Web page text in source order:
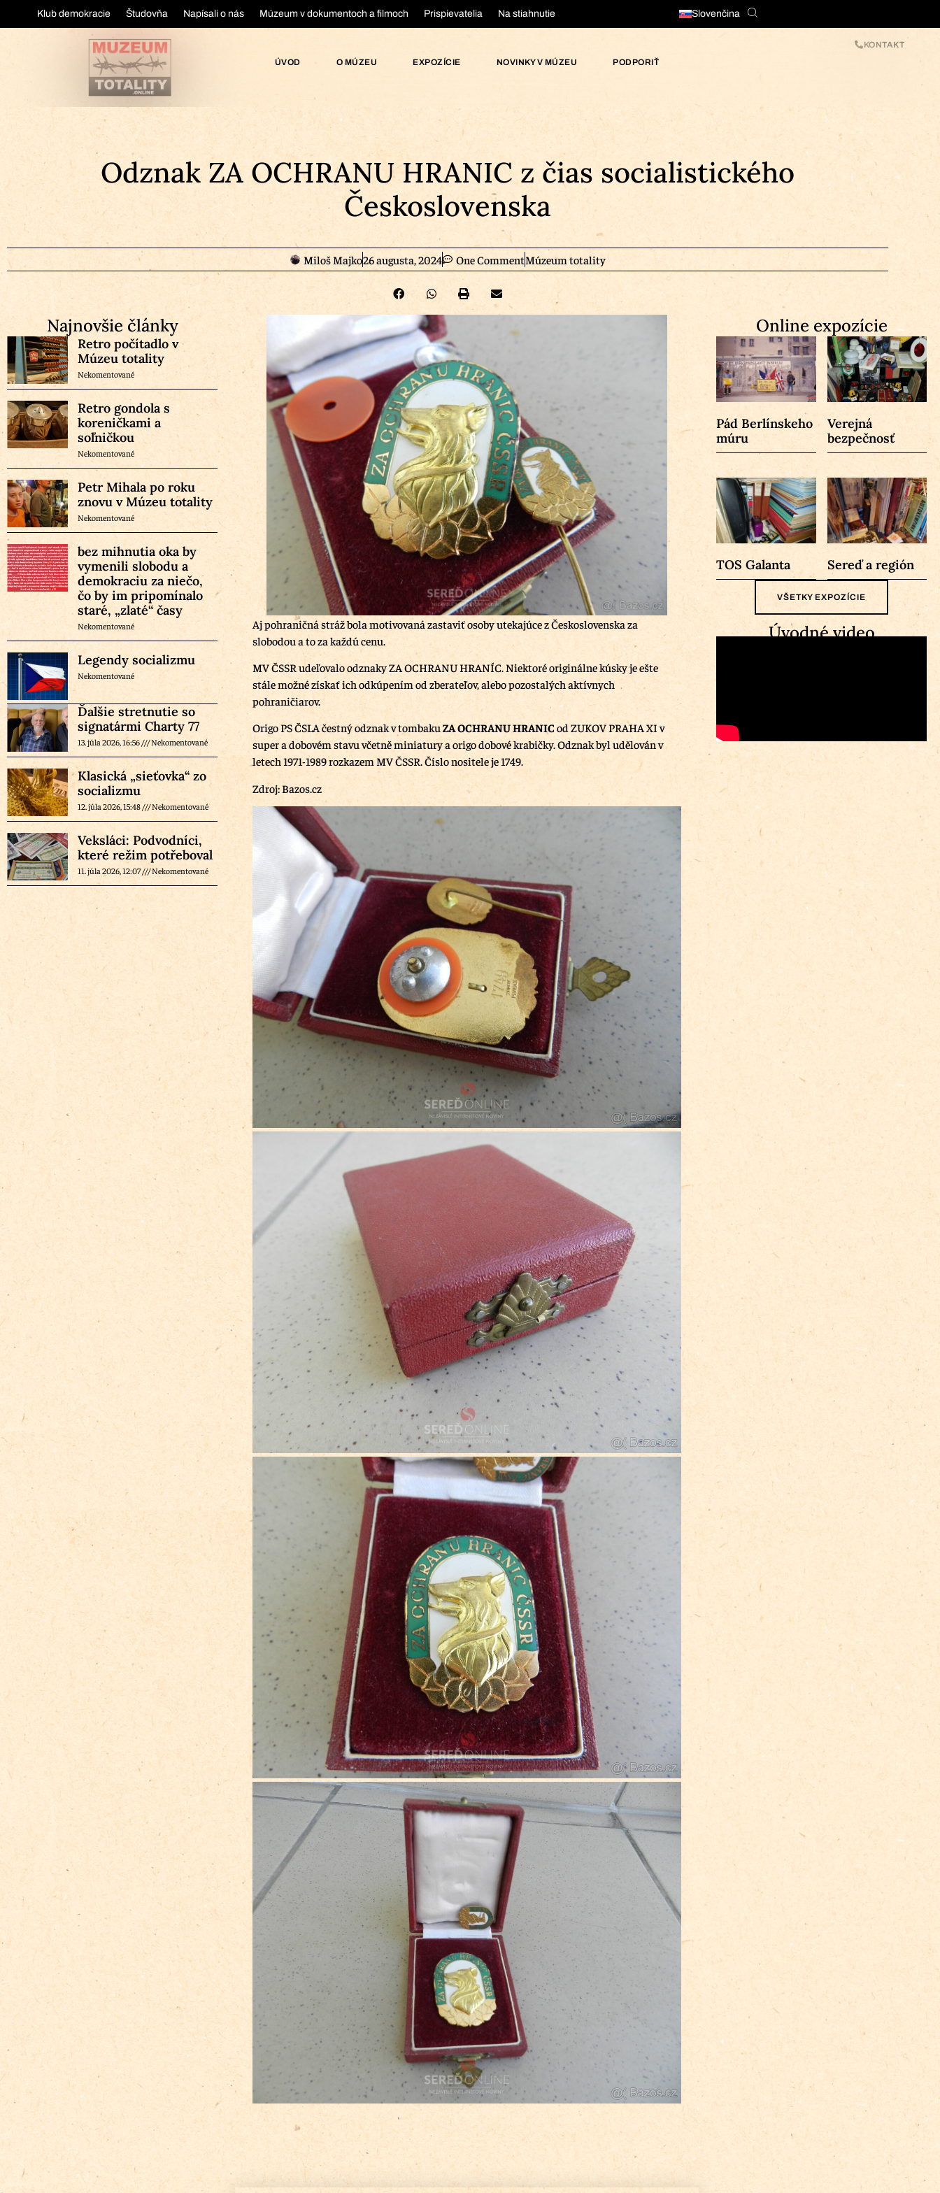
Klub demokracie Študovňa Napísali o nás Múzeum v dokumentoch a filmoch Prispievatelia Na stiahnutie Slovenčina
ÚVOD O MÚZEU EXPOZÍCIE NOVINKY V MÚZEU PODPORIŤ
KONTAKT
Odznak ZA OCHRANU HRANIC z čias socialistického
Československa
Miloš Majko26 augusta, 2024 One CommentMúzeum totality
Najnovšie články
Retro počítadlo v
Múzeu totality
Nekomentované
Retro gondola s
koreničkami a
soľničkou
Nekomentované
Petr Mihala po roku
znovu v Múzeu totality
Nekomentované
bez mihnutia oka by
vymenili slobodu a
demokraciu za niečo,
čo by im pripomínalo
staré, „zlaté“ časy
Nekomentované
Legendy socializmu
Nekomentované
Ďalšie stretnutie so
signatármi Charty 77
13. júla 2026, 16:56 Nekomentované
Klasická „sieťovka“ zo
socializmu
12. júla 2026, 15:48 Nekomentované
Veksláci: Podvodníci,
které režim potřeboval
11. júla 2026, 12:07 Nekomentované
Aj pohraničná stráž bola motivovaná zastaviť osoby utekajúce z Československa za
slobodou a to za každú cenu.
MV ČSSR udeľovalo odznaky ZA OCHRANU HRANÍC. Niektoré originálne kúsky je ešte
stále možné získať ich odkúpením od zberateľov, alebo pozostalých aktívnych
pohraničiarov.
Origo PS ČSLA čestný odznak v tombaku ZA OCHRANU HRANIC od ZUKOV PRAHA XI v
super a dobovém stavu včetně miniatury a origo dobové krabičky. Odznak byl udělován v
letech 1971-1989 rozkazem MV ČSSR. Číslo nositele je 1749.
Zdroj: Bazos.cz
Online expozície
Pád Berlínskeho
múru
Verejná
bezpečnosť
TOS Galanta Sereď a región
VŠETKY EXPOZÍCIE
Úvodné video